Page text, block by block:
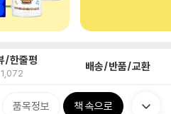
/한줄평
1,072 배송/반품/교환
품목정보 책 속으로